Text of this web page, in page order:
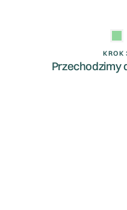
KROK
Przechodzimy